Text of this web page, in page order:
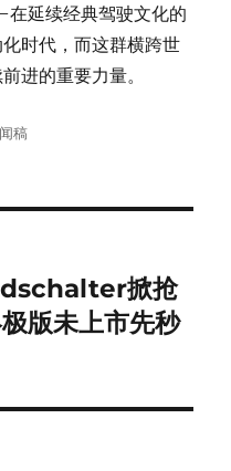
延续经典驾驶文化的
时代，而这群横跨世
进的重要力量。
稿
掀抢
版未上市先秒